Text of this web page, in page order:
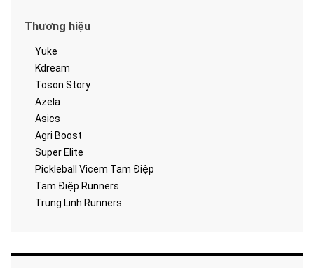
Thương hiệu
Yuke
Kdream
Toson Story
Azela
Asics
Agri Boost
Super Elite
Pickleball Vicem Tam Điệp
Tam Điệp Runners
Trung Linh Runners